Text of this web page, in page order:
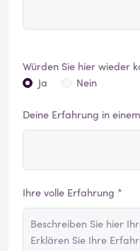
Würden Sie hier wieder
Ja
Nein
Deine Erfahrung in
Ihre volle Erfahrung *